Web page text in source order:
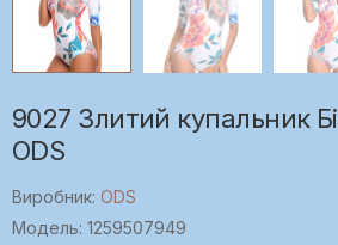
9027 Злитий купальник
ODS
Виробник: ODS
Модель: 1259507949